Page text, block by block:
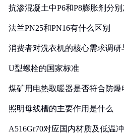
抗渗混凝土中P6和P8膨胀剂分
法兰PN25和PN16有什么区别
消费者对洗衣机的核心需求调研
U型螺栓的国家标准
煤矿用电热取暖器是否符合防爆
照明母线槽的主要作用是什么
A516Gr70对应国内材质及低温